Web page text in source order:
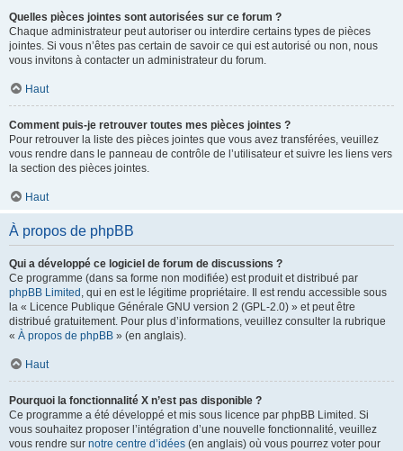
Quelles pièces jointes sont autorisées sur ce forum ?
Chaque administrateur peut autoriser ou interdire certains types de pièces
jointes. Si vous n’êtes pas certain de savoir ce qui est autorisé ou non, nous
vous invitons à contacter un administrateur du forum.
Haut
Comment puis-je retrouver toutes mes pièces jointes ?
Pour retrouver la liste des pièces jointes que vous avez transférées, veuillez
vous rendre dans le panneau de contrôle de l’utilisateur et suivre les liens vers
la section des pièces jointes.
Haut
À propos de phpBB
Qui a développé ce logiciel de forum de discussions ?
Ce programme (dans sa forme non modifiée) est produit et distribué par
phpBB Limited , qui en est le légitime propriétaire. Il est rendu accessible sous
la « Licence Publique Générale GNU version 2 (GPL-2.0) » et peut être
distribué gratuitement. Pour plus d’informations, veuillez consulter la rubrique
« À propos de phpBB » (en anglais).
Haut
Pourquoi la fonctionnalité X n’est pas disponible ?
Ce programme a été développé et mis sous licence par phpBB Limited. Si
vous souhaitez proposer l’intégration d’une nouvelle fonctionnalité, veuillez
vous rendre sur notre centre d’idées (en anglais) où vous pourrez voter pour